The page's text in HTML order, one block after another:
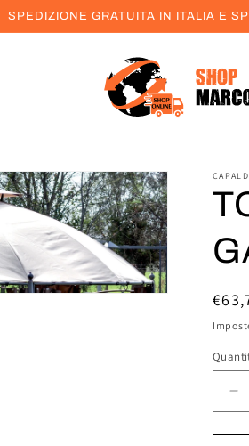
SPEDIZIONE GRATUITA IN ITALIA E
di